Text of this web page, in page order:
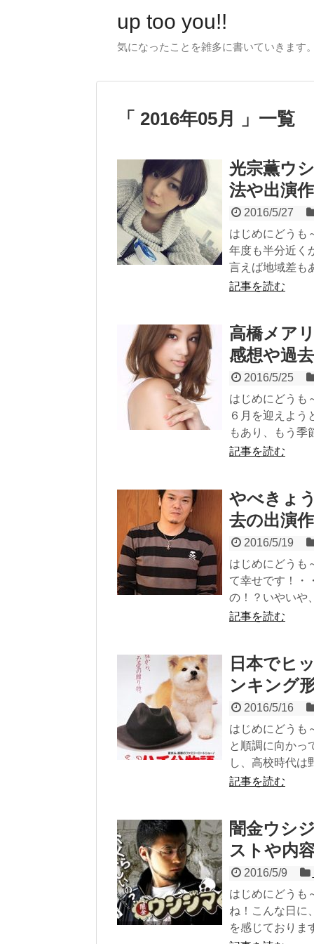
up too you!!
気になったことを雑多に書いていきます。
2016年05月 一覧
光宗薫ウ
法や出演
2016/5/27
はじめにどうも
年度も半分近く
言えば地域差も
記事を読む
高橋メア
感想や過
2016/5/25
はじめにどうも
６月を迎えよう
もあり、もう季
記事を読む
やべきょ
去の出演
2016/5/19
はじめにどうも
て幸せです！・
の！？いやいや
記事を読む
日本でヒ
ンキング
2016/5/16
はじめにどうも
と順調に向かっ
し、高校時代は
記事を読む
闇金ウシ
ストや内
2016/5/9
はじめにどうも
ね！こんな日に
を感じておりま